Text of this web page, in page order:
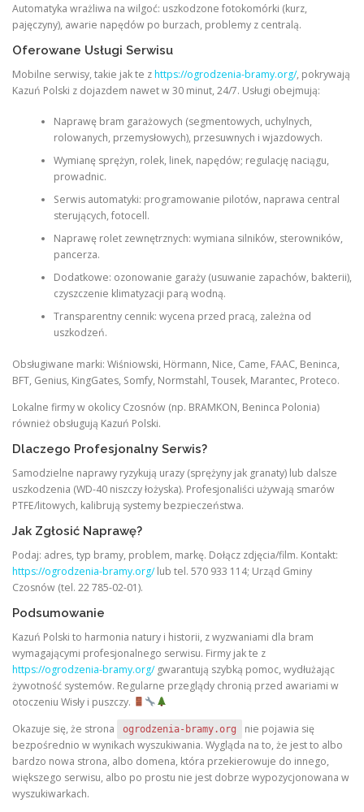
Automatyka wrażliwa na wilgoć: uszkodzone fotokomórki (kurz,
pajęczyny), awarie napędów po burzach, problemy z centralą.
Oferowane Usługi Serwisu
Mobilne serwisy, takie jak te zhttps://ogrodzenia-bramy.org/, pokrywają
Kazuń Polski z dojazdem nawet w 30 minut, 24/7. Usługi obejmują:
Naprawę bram garażowych (segmentowych, uchylnych,
rolowanych, przemysłowych), przesuwnych i wjazdowych.
Wymianę sprężyn, rolek, linek, napędów; regulację naciągu,
prowadnic.
Serwis automatyki: programowanie pilotów, naprawa central
sterujących, fotocell.
Naprawę rolet zewnętrznych: wymiana silników, sterowników,
pancerza.
Dodatkowe: ozonowanie garaży (usuwanie zapachów, bakterii),
czyszczenie klimatyzacji parą wodną.
Transparentny cennik: wycena przed pracą, zależna od
uszkodzeń.
Obsługiwane marki: Wiśniowski, Hörmann, Nice, Came, FAAC, Beninca,
BFT, Genius, KingGates, Somfy, Normstahl, Tousek, Marantec, Proteco.
Lokalne firmy w okolicy Czosnów (np. BRAMKON, Beninca Polonia)
również obsługują Kazuń Polski.
Dlaczego Profesjonalny Serwis?
Samodzielne naprawy ryzykują urazy (sprężyny jak granaty) lub dalsze
uszkodzenia (WD-40 niszczy łożyska). Profesjonaliści używają smarów
PTFE/litowych, kalibrują systemy bezpieczeństwa.
Jak Zgłosić Naprawę?
Podaj: adres, typ bramy, problem, markę. Dołącz zdjęcia/film. Kontakt:
https://ogrodzenia-bramy.org/lub tel. 570 933 114; Urząd Gminy
Czosnów (tel. 22 785-02-01).
Podsumowanie
Kazuń Polski to harmonia natury i historii, z wyzwaniami dla bram
wymagającymi profesjonalnego serwisu. Firmy jak te z
https://ogrodzenia-bramy.org/gwarantują szybką pomoc, wydłużając
żywotność systemów. Regularne przeglądy chronią przed awariami w
otoczeniu Wisły i puszczy.
Okazuje się, że strona
ogrodzenia-bramy.org
nie pojawia się
bezpośrednio w wynikach wyszukiwania. Wygląda na to, że jest to albo
bardzo nowa strona, albo domena, która przekierowuje do innego,
większego serwisu, albo po prostu nie jest dobrze wypozycjonowana w
wyszukiwarkach.